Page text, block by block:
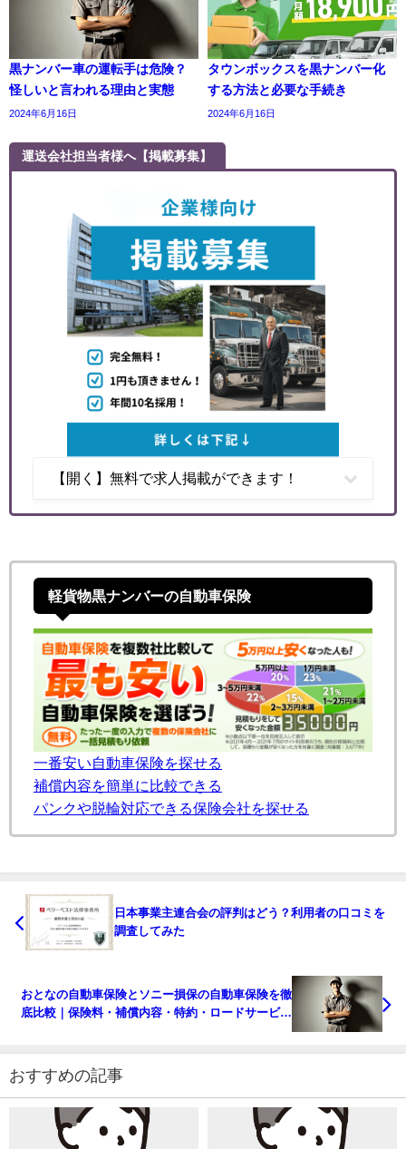
黒ナンバー車の運転手は危険？
怪しいと言われる理由と実態
2024年6月16日
タウンボックスを黒ナンバー化
する方法と必要な手続き
2024年6月16日
運送会社担当者様へ【掲載募集】
【開く】無料で求人掲載ができます！
軽貨物黒ナンバーの自動車保険
一番安い自動車保険を探せる
補償内容を簡単に比較できる
パンクや脱輪対応できる保険会社を探せる
日本事業主連合会の評判はどう？利用者の口コミを
調査してみた
おとなの自動車保険とソニー損保の自動車保険を徹
底比較｜保険料・補償内容・特約・ロードサービス
おすすめの記事